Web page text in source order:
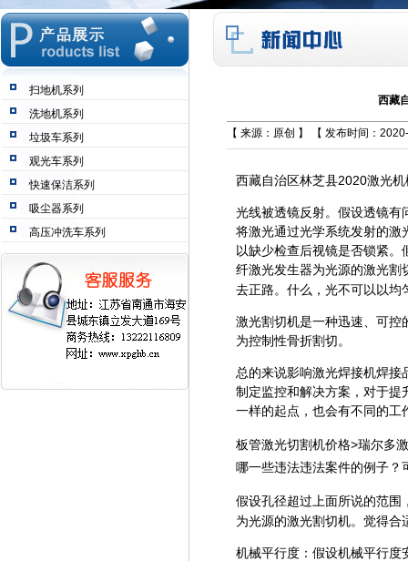
扫地机系列
洗地机系列
垃圾车系列
观光车系列
快速保洁系列
吸尘器系列
高压冲洗车系列
西藏
【 来源：原创 】 【 发布时间：
西藏自治区林芝县2020激光
光线被透镜反射。假设透镜有
将激光通过光学系统发射的激
以缺少检查后视镜是否锁紧
纤激光发生器为光源的激光割
去正路。什么，光不可以以均
激光割切机是一种迅速、可控
为控制性骨折割切。
总的来说影响激光焊接机焊
制定监控和解决方案，对于提
一样的起点，也会有不同的工
板管激光切割机价格>瑞尔多
哪一些违法违法案件的例子？
假设孔径超过上面所说的范围
为光源的激光割切机。觉得
机械平行度：假设机械平行度